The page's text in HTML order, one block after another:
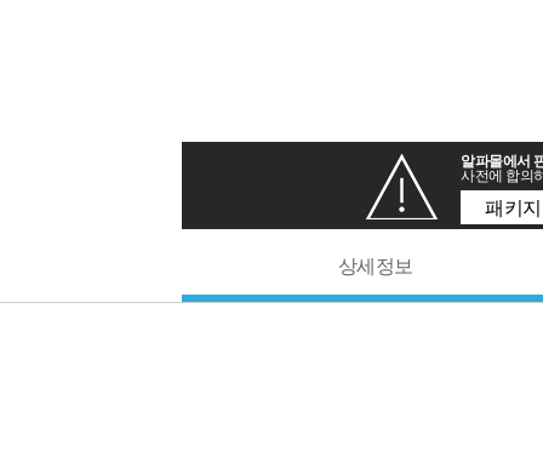
알파몰에서
사전에 합의
패키
상세정보